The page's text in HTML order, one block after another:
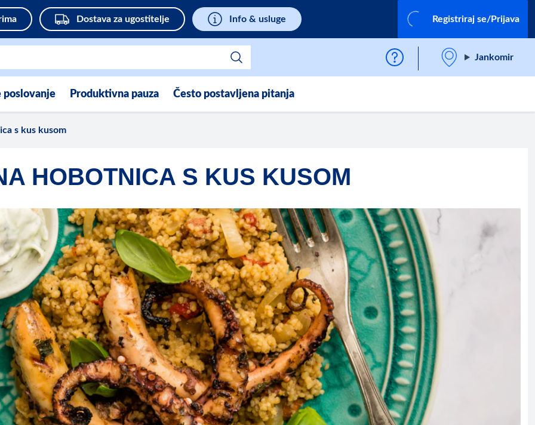
Dostava za ugostitelje Info & usluge Registriraj se/Prijava
Jankomir
poslovanje Produktivna pauza Često postavljena pitanja
s kus kusom
HOBOTNICA S KUS KUSOM